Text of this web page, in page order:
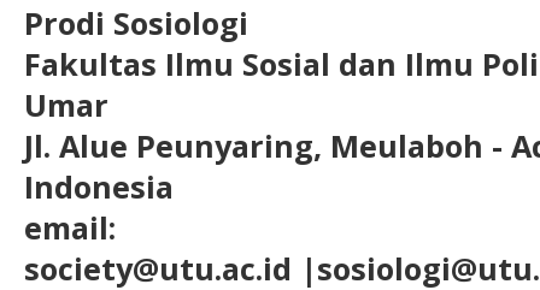
Prodi Sosiologi
Fakultas Ilmu Sosial dan Ilmu
Umar
Jl. Alue Peunyaring, Meulaboh -
Indonesia
email:
society@utu.ac.id